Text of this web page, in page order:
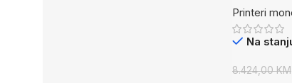
Printeri
Na
8.424,00KM